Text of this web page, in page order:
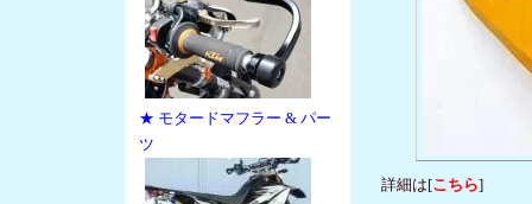
★ モタードマフラー & パー
ツ
詳細は[こちら]